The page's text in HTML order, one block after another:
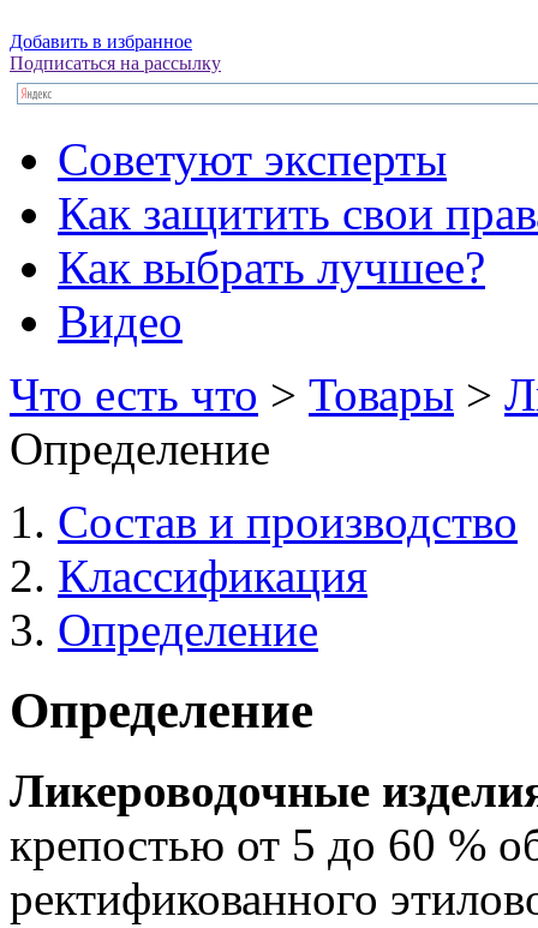
Добавить в избранное
Подписаться на рассылку
Советуют эксперты
Как защитить свои
Как выбрать лучшее?
Видео
Что есть что > Товары >
Определение
Состав и производство
Классификация
Определение
Определение
Ликероводочные
крепостью от 5 до 60 %
ректификованного